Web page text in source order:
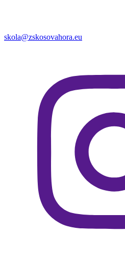
skola@zskosovahora.eu